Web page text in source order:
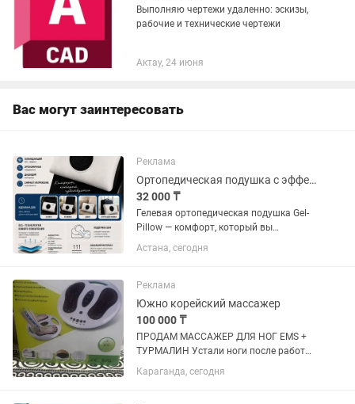
Выполняю чертежи удаленно: эскизы,
рабочие и технические чертежи
Актау, 24 июня
Вас могут заинтересовать
Реклама
Ортопедическая подушка с эффектом памяти
32 000 ₸
Гелевая ортопедическая подушка Gel-
Pillow — комфорт, который вы
почувствуете с первой ночи
Просыпаетесь с напряжением в шее
положение? Gel-Pillow создана для
тех,...
Астана, сегодня
Реклама
Южно корейский массажер
100 000 ₸
ПРОДАМ МАССАЖЕР ДЛЯ НОГ EMS +
ТУРМАЛИН Устали ноги после работы?
Отеки к вечеру? Этот массажер за 15
минут: ✅ Снимает усталость и тяжесть
Караганда, сегодня